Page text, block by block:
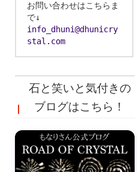
お問い合わせはこちらま
で↓
info_dhuni@dhunicry
stal.com
石と笑いと気付きの
ブログはこちら！